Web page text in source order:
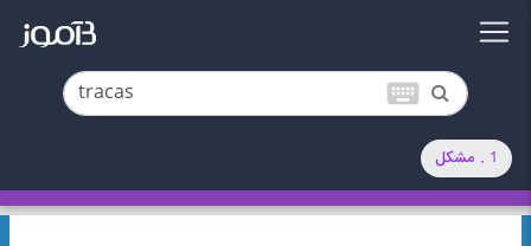
keyboard
1 . مشکل